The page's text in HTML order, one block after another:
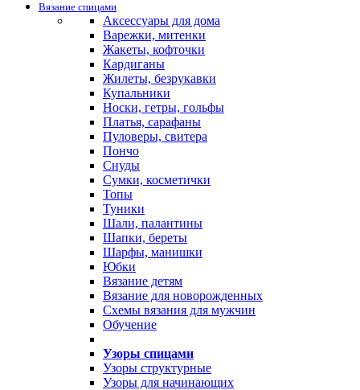
Вязание спицами
Аксессуары для дома
Варежки, митенки
Жакеты, кофточки
Кардиганы
Жилеты, безрукавки
Купальники
Носки, гетры, гольфы
Платья, сарафаны
Пуловеры, свитера
Пончо
Снуды
Сумки, косметички
Топы
Туники
Шали, палантины
Шапки, береты
Шарфы, манишки
Юбки
Вязание детям
Вязание для новорожденных
Схемы вязания для мужчин
Обучение
Узоры спицами
Узоры структурные
Узоры для начинающих